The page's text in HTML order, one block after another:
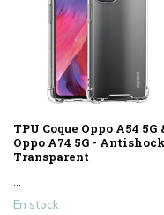
TPU Coque Oppo A54 5G
Oppo A74 5G -
Transparent
...
En stock